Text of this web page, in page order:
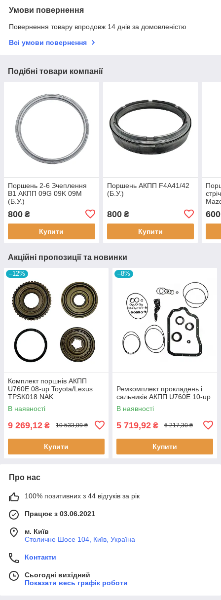
Умови повернення
Повернення товару впродовж 14 днів за домовленістю
Всі умови повернення
Подібні товари компанії
Поршень 2-6 Зчеплення
B1 АКПП 09G 09K 09M
(Б.У.)
800 ₴
Купити
Поршень АКПП F4A41/42
(Б.У.)
800₴
Купити
600
Акційні пропозиції та новинки
–12%
Комплект поршнів АКПП
U760E 08-up Toyota/Lexus
TPSK018 NAK
В наявності
9 269,12 ₴ 10 533,09 ₴
Купити
–8%
Ремкомплект прокладень і
сальників АКПП U760E 10-up
В наявності
5 719,92 ₴ 6 217,30 ₴
Купити
Про нас
100% позитивних з 44 відгуків за рік
Працює з 03.06.2021
м. Київ
Столичне Шосе 104, Київ, Україна
Контакти
Сьогодні вихідний
Показати весь графік роботи